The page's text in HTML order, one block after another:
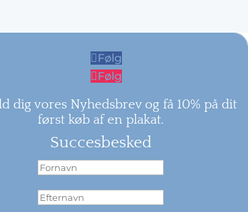
Følg
Følg
dig vores Nyhedsbrev og få 10% på dit
først køb af en plakat.
Succesbesked